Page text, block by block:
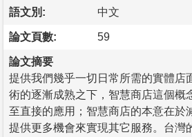
語文別: 中文
論文頁數: 59
論文摘要
提供我們幾乎一切日常所需的實體店
術的逐漸成熟之下，智慧商店這個概
至直接的應用；智慧商店的本意在於
提供更多機會來實現其它服務。台灣